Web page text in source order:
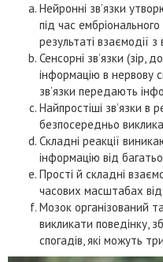
Нейронні зв’язки
під час
результаті взаємодії
Сенсорні зв’язки (зір,
інформацію в нервову
зв’язки передають
Найпростіші зв’язки в
безпосередньо
Складні реакції
інформацію від
Прості й складні
часових масштабах від
Мозок організований
викликати поведінку,
спогадів, які можуть